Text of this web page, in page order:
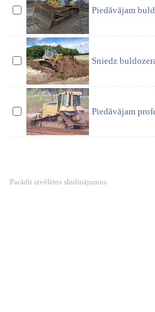
Piedāvājam
Sniedz
Piedāvājam
Parādīt izvēlētos sludinājumus